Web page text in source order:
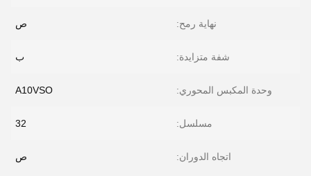
نهاية رمح: ص
شفة متزايدة: ب
وحدة المكبس المحوري: A10VSO
مسلسل: 32
اتجاه الدوران: ص